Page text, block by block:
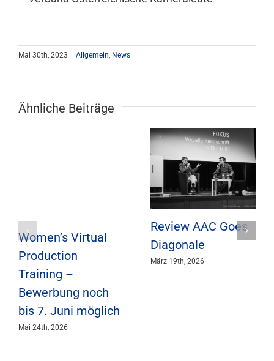
Mai 30th, 2023 | Allgemein News
Ähnliche Beiträge
Women’s Virtual
Production
Training –
Bewerbung noch
bis 7. Juni möglich
Mai 24th, 2026
Review AAC Goes
Diagonale
März 19th, 2026